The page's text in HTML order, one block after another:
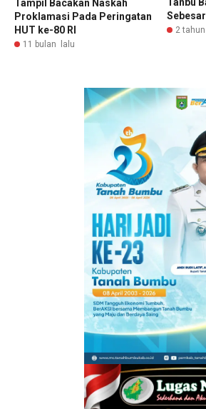
Tampil Bacakan Naskah
Proklamasi Pada Peringatan
HUT ke-80 RI
11 bulan lalu
2